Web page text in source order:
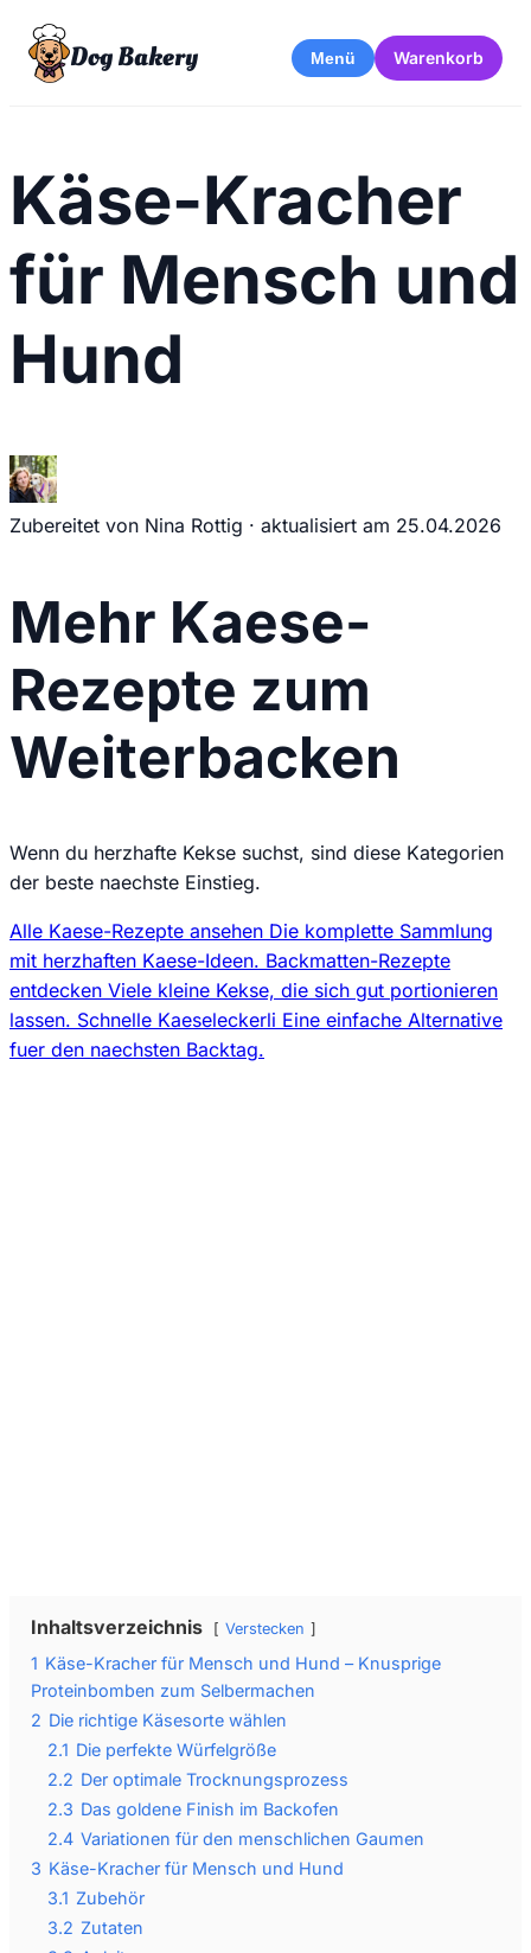
Dog Bakery Menü Warenkorb
Käse-Kracher
für Mensch und
Hund
Zubereitet von Nina Rottig · aktualisiert am 25.04.2026
Mehr Kaese-
Rezepte zum
Weiterbacken
Wenn du herzhafte Kekse suchst, sind diese Kategorien
der beste naechste Einstieg.
Alle Kaese-Rezepte ansehen Die komplette Sammlung
mit herzhaften Kaese-Ideen. Backmatten-Rezepte
entdecken Viele kleine Kekse, die sich gut portionieren
lassen. Schnelle Kaeseleckerli Eine einfache Alternative
fuer den naechsten Backtag.
Inhaltsverzeichnis Verstecken
1 Käse-Kracher für Mensch und Hund – Knusprige
Proteinbomben zum Selbermachen
2 Die richtige Käsesorte wählen
2.1 Die perfekte Würfelgröße
2.2 Der optimale Trocknungsprozess
2.3 Das goldene Finish im Backofen
2.4 Variationen für den menschlichen Gaumen
3 Käse-Kracher für Mensch und Hund
3.1 Zubehör
3.2 Zutaten